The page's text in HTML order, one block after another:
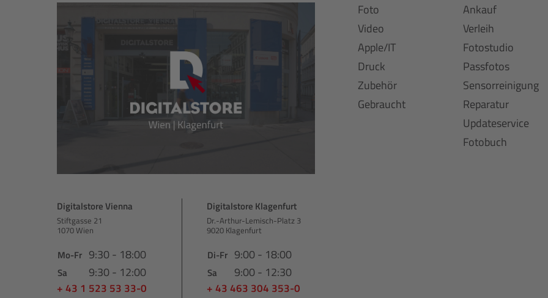
Digitalstore Vienna
Stiftgasse 21
1070 Wien
Mo-Fr 9:30 - 18:00
Sa 9:30 - 12:00
+ 43 1 523 53 33-0
Digitalstore Klagenfurt
Dr.-Arthur-Lemisch-Platz 3
9020 Klagenfurt
Di-Fr 9:00 - 18:00
Sa 9:00 - 12:30
+ 43 463 304 353-0
Foto
Video
Apple/IT
Druck
Zubehör
Gebraucht
Ankauf
Verleih
Fotostudio
Passfotos
Sensorreinigung
Reparatur
Updateservice
Fotobuch